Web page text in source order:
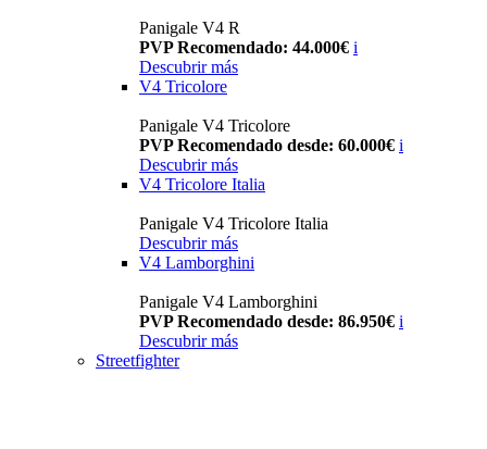
Panigale V4 R
PVP Recomendado: 44.000€ i
Descubrir más
V4 Tricolore
Panigale V4 Tricolore
PVP Recomendado desde: 60.000€ i
Descubrir más
V4 Tricolore Italia
Panigale V4 Tricolore Italia
Descubrir más
V4 Lamborghini
Panigale V4 Lamborghini
PVP Recomendado desde: 86.950€ i
Descubrir más
Streetfighter